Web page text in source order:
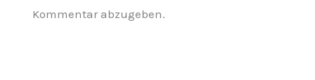
Kommentar abzugeben.